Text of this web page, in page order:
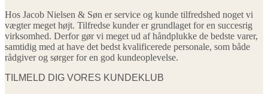
Hos Jacob Nielsen & Søn er service og kunde tilfredshed noget vi
vægter meget højt. Tilfredse kunder er grundlaget for en succesrig
virksomhed. Derfor gør vi meget ud af håndplukke de bedste varer,
samtidig med at have det bedst kvalificerede personale, som både
rådgiver og sørger for en god kundeoplevelse.
TILMELD DIG VORES KUNDEKLUB